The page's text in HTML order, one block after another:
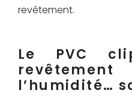
revêtement.
Le PVC
l’humidité…